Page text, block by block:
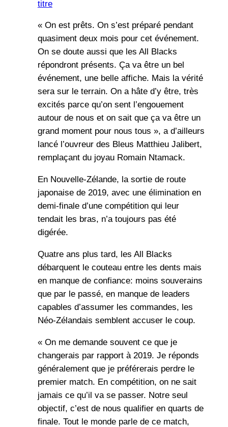
titre
« On est prêts. On s’est préparé pendant
quasiment deux mois pour cet événement.
On se doute aussi que les All Blacks
répondront présents. Ça va être un bel
événement, une belle affiche. Mais la vérité
sera sur le terrain. On a hâte d’y être, très
excités parce qu’on sent l’engouement
autour de nous et on sait que ça va être un
grand moment pour nous tous », a d’ailleurs
lancé l’ouvreur des Bleus Matthieu Jalibert,
remplaçant du joyau Romain Ntamack.
En Nouvelle-Zélande, la sortie de route
japonaise de 2019, avec une élimination en
demi-finale d’une compétition qui leur
tendait les bras, n’a toujours pas été
digérée.
Quatre ans plus tard, les All Blacks
débarquent le couteau entre les dents mais
en manque de confiance: moins souverains
que par le passé, en manque de leaders
capables d’assumer les commandes, les
Néo-Zélandais semblent accuser le coup.
« On me demande souvent ce que je
changerais par rapport à 2019. Je réponds
généralement que je préférerais perdre le
premier match. En compétition, on ne sait
jamais ce qu’il va se passer. Notre seul
objectif, c’est de nous qualifier en quarts de
finale. Tout le monde parle de ce match,